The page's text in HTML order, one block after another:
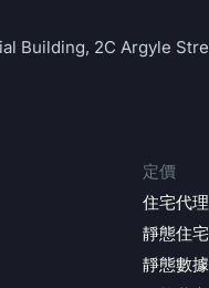
Building, 2C Argyle
定價
住宅代理
靜態住
靜態數